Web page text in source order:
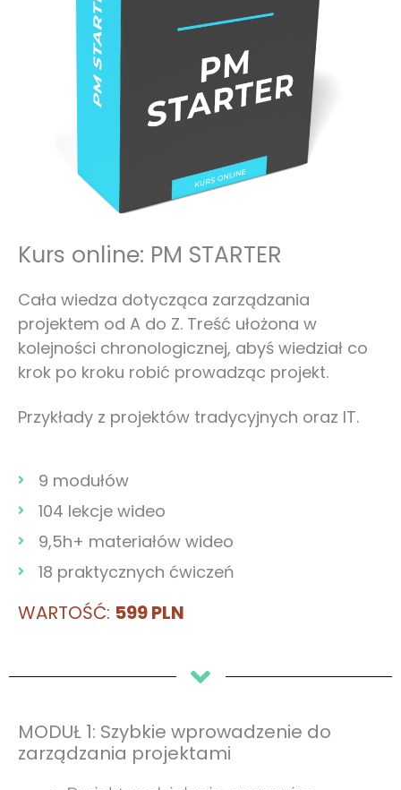
Kurs online: PM STARTER
Cała wiedza dotycząca zarządzania
projektem od A do Z. Treść ułożona w
kolejności chronologicznej, abyś wiedział co
krok po kroku robić prowadząc projekt.
Przykłady z projektów tradycyjnych oraz IT.
9 modułów
104 lekcje wideo
9,5h+ materiałów wideo
18 praktycznych ćwiczeń
WARTOŚĆ: 599 PLN
MODUŁ 1: Szybkie wprowadzenie do
zarządzania projektami